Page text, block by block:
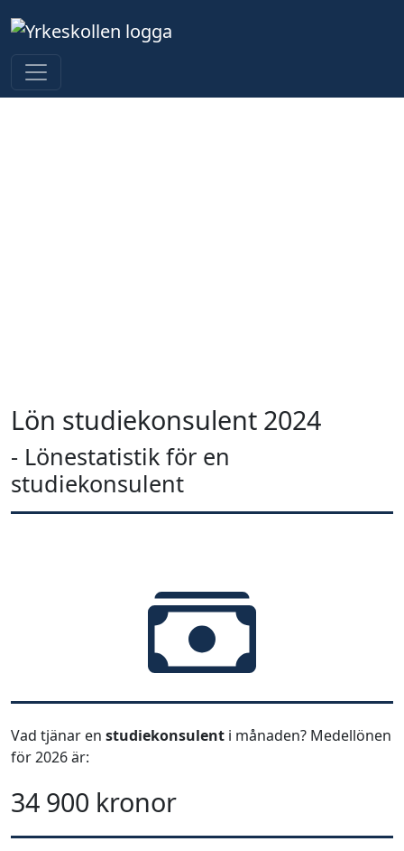
Lön studiekonsulent 2024
- Lönestatistik för en
studiekonsulent
Vad tjänar en studiekonsulent i månaden? Medellönen
för 2026 är:
34 900 kronor